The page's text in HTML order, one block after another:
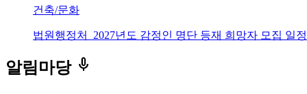
건축/문화
법원행정처_2027년도 감정인 명단 등재 희망자 모집 일
알림마당 keyboard_voice